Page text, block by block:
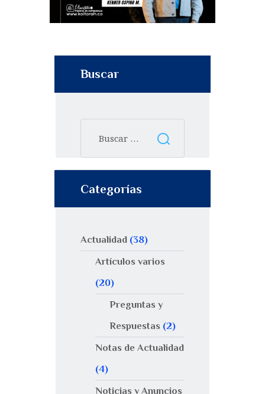
Buscar
Categorías
Actualidad (38)
Artículos varios
(20)
Preguntas y
Respuestas (2)
Notas de Actualidad
(4)
Noticias y Anuncios